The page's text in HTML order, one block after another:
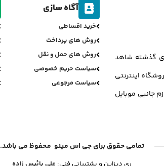
ی گذشته شاهد
اینترنتی
جانبی موبایل
آگاه سازی
خرید اقساطی
روش های پرداخت
روش های حمل و نقل
سیاست حریم خصوصی
سیاست مرجوعی
تمامی حقوق برای جی اس مینو محفوظ می باشد.